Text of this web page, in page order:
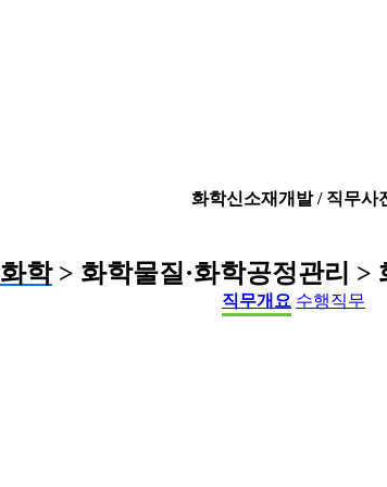
화학신소재개발 / 직무사
화학> 화학물질·화학공정관리 >
직무개요 수행직무